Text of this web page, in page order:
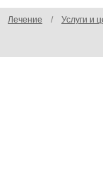
Лечение / Услуги и